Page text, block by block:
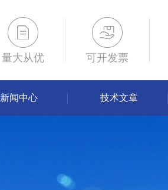
量大从优 可开发票
新闻中心 技术文章